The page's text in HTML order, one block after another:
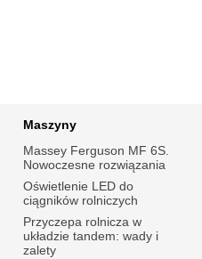
Maszyny
Massey Ferguson MF 6S.
Nowoczesne rozwiązania
Oświetlenie LED do
ciągników rolniczych
Przyczepa rolnicza w
układzie tandem: wady i
zalety